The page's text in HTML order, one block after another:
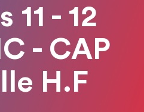
11 - 12
- CAP
H.F